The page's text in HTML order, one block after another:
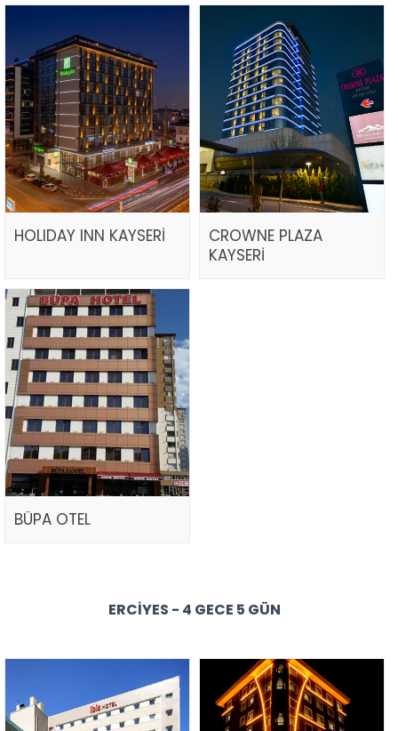
HOLIDAY INN KAYSERİ
CROWNE PLAZA
KAYSERİ
BÜPA OTEL
ERCIYES - 4 GECE 5 GÜN